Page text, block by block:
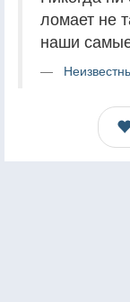
ломает не
наши